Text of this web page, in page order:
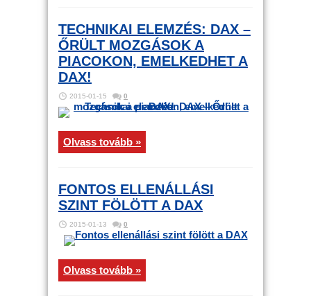
TECHNIKAI ELEMZÉS: DAX –
ŐRÜLT MOZGÁSOK A
PIACOKON, EMELKEDHET A
DAX!
2015-01-15 0
Olvass tovább »
FONTOS ELLENÁLLÁSI
SZINT FÖLÖTT A DAX
2015-01-13 0
Olvass tovább »